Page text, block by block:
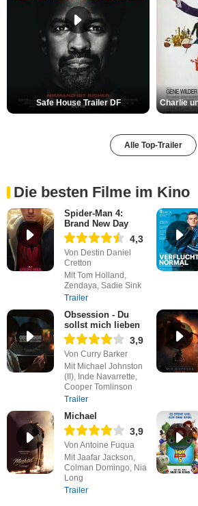
Safe House Trailer DF
Alle Top-Trailer
Die besten Filme im Kino
Spider-Man 4:
Brand New Day
4,3
Von Destin Daniel
Cretton
Mit Tom Holland,
Zendaya, Sadie Sink
Trailer
Obsession - Du
sollst mich lieben
3,9
Von Curry Barker
Mit Michael Johnston
(II), Inde Navarrette,
Cooper Tomlinson
Trailer
Michael
3,9
Von Antoine Fuqua
Mit Jaafar Jackson,
Colman Domingo, Nia
Long
Trailer